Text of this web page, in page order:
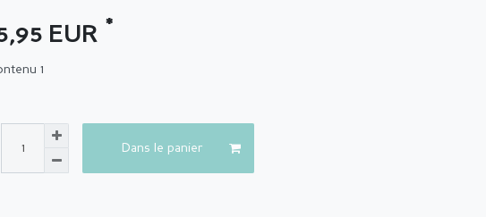
EUR *
1
Dans le panier